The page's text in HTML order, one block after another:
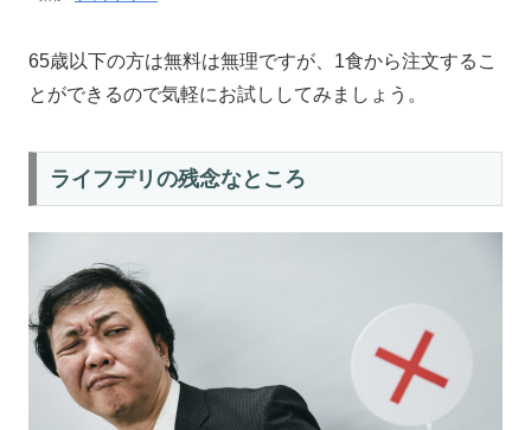
65歳以下の方は無料は無理ですが、1食から注文するこ
とができるので気軽にお試ししてみましょう。
ライフデリの残念なところ